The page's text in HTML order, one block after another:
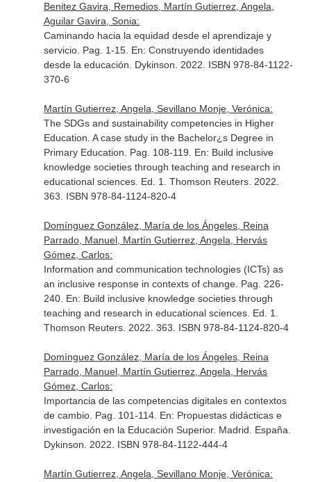
Benitez Gavira, Remedios, Martín Gutierrez, Angela,
Aguilar Gavira, Sonia:
Caminando hacia la equidad desde el aprendizaje y
servicio. Pag. 1-15. En: Construyendo identidades
desde la educación . Dykinson. 2022. ISBN 978-84-1122-
370-6
Martín Gutierrez, Angela, Sevillano Monje, Verónica:
The SDGs and sustainability competencies in Higher
Education. A case study in the Bachelor¿s Degree in
Primary Education. Pag. 108-119. En: Build inclusive
knowledge societies through teaching and research in
educational sciences. Ed. 1. Thomson Reuters. 2022.
363. ISBN 978-84-1124-820-4
Domínguez González, María de los Ángeles, Reina
Parrado, Manuel, Martín Gutierrez, Angela, Hervás
Gómez, Carlos:
Information and communication technologies (ICTs) as
an inclusive response in contexts of change. Pag. 226-
240. En: Build inclusive knowledge societies through
teaching and research in educational sciences. Ed. 1.
Thomson Reuters. 2022. 363. ISBN 978-84-1124-820-4
Domínguez González, María de los Ángeles, Reina
Parrado, Manuel, Martín Gutierrez, Angela, Hervás
Gómez, Carlos:
Importancia de las competencias digitales en contextos
de cambio. Pag. 101-114. En: Propuestas didácticas e
investigación en la Educación Superior. Madrid. España.
Dykinson. 2022. ISBN 978-84-1122-444-4
Martín Gutierrez, Angela, Sevillano Monje, Verónica: